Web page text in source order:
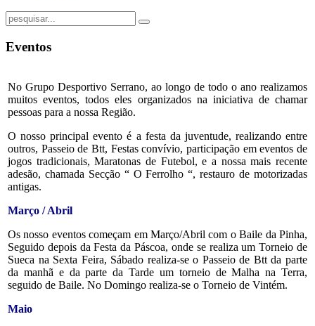
Eventos
No Grupo Desportivo Serrano, ao longo de todo o ano realizamos
muitos eventos, todos eles organizados na iniciativa de chamar
pessoas para a nossa Região.
O nosso principal evento é a festa da juventude, realizando entre
outros, Passeio de Btt, Festas convívio, participação em eventos de
jogos tradicionais, Maratonas de Futebol, e a nossa mais recente
adesão, chamada Secção “ O Ferrolho “, restauro de motorizadas
antigas.
Março / Abril
Os nosso eventos começam em Março/Abril com o Baile da Pinha,
Seguido depois da Festa da Páscoa, onde se realiza um Torneio de
Sueca na Sexta Feira, Sábado realiza-se o Passeio de Btt da parte
da manhã e da parte da Tarde um torneio de Malha na Terra,
seguido de Baile. No Domingo realiza-se o Torneio de Vintém.
Maio